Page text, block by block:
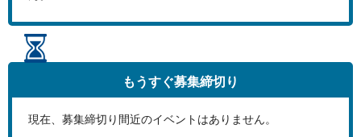
もうすぐ募集締切り
現在、募集締切り間近のイベントはありません。